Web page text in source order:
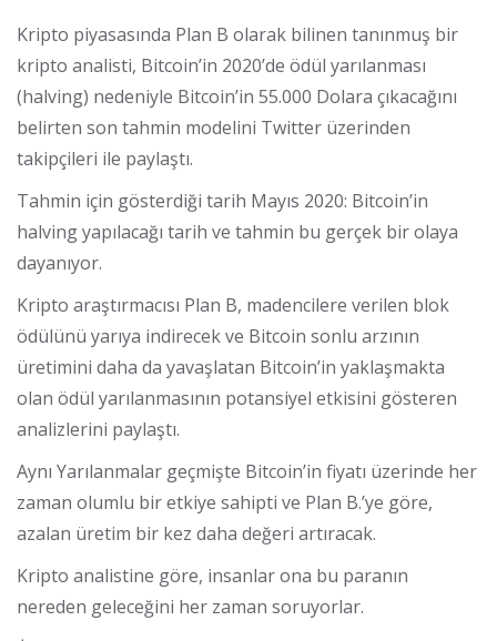
Kripto piyasasında Plan B olarak bilinen tanınmuş bir
kripto analisti, Bitcoin’in 2020’de ödül yarılanması
(halving) nedeniyle Bitcoin’in 55.000 Dolara çıkacağını
belirten son tahmin modelini Twitter üzerinden
takipçileri ile paylaştı.
Tahmin için gösterdiği tarih Mayıs 2020: Bitcoin’in
halving yapılacağı tarih ve tahmin bu gerçek bir olaya
dayanıyor.
Kripto araştırmacısı Plan B, madencilere verilen blok
ödülünü yarıya indirecek ve Bitcoin sonlu arzının
üretimini daha da yavaşlatan Bitcoin’in yaklaşmakta
olan ödül yarılanmasının potansiyel etkisini gösteren
analizlerini paylaştı.
Aynı Yarılanmalar geçmişte Bitcoin’in fiyatı üzerinde her
zaman olumlu bir etkiye sahipti ve Plan B.’ye göre,
azalan üretim bir kez daha değeri artıracak.
Kripto analistine göre, insanlar ona bu paranın
nereden geleceğini her zaman soruyorlar.